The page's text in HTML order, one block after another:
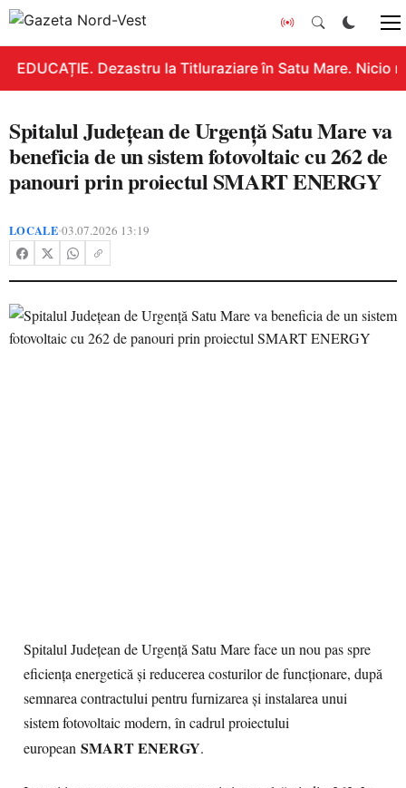
EDUCAȚIE. Dezastru la Titluraziare în Satu Mare. Nicio
Spitalul Județean de Urgență Satu Mare va
beneficia de un sistem fotovoltaic cu 262 de
panouri prin proiectul SMART ENERGY
LOCALE•03.07.2026 13:19
Spitalul Județean de Urgență Satu Mare face un nou pas spre
eficiența energetică și reducerea costurilor de funcționare, după
semnarea contractului pentru furnizarea și instalarea unui
sistem fotovoltaic modern, în cadrul proiectului
european SMART ENERGY.